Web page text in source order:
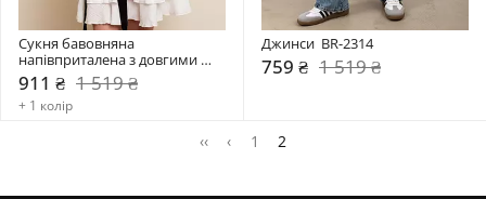
Сукня бавовняна
напівприталена з довгими
рукавами PLA-340
911 ₴ 1 519 ₴
+ 1 колір
Джинси  BR-2314
759 ₴ 1 519 ₴
‹‹ ‹ 1 2